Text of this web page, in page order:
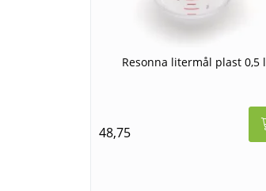
Resonna litermål plast 0,5 l
48,75